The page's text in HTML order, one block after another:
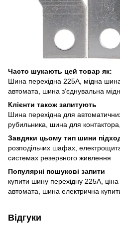
Часто шукають цей товар як:
Шина перехідна 225А, мідна
автомата, шина з’єднувальна
Клієнти також запитують
Шина перехідна для
рубильника, шина для
Завдяки цьому тип шини
розподільчих шафах,
системах резервного живлення
Популярні пошукові запити
купити шину перехідну 225А,
автомата, шина електрична
Відгуки